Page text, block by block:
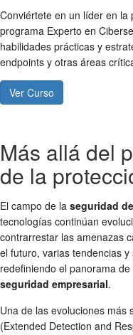
Conviértete en un líder en la
programa Experto en
habilidades prácticas y
endpoints y otras áreas
Ver Curso
Más allá del
de la
El campo de la seguridad
tecnologías continúan
contrarrestar las amenazas
el futuro, varias tendencias
redefiniendo el panorama de
seguridad empresarial.
Una de las evoluciones más
(Extended Detection and